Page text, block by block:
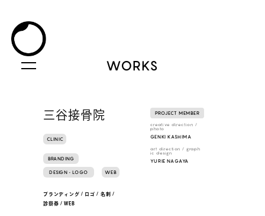
WORKS
三谷接骨院
CLINIC
BRANDING
DESIGN • LOGO WEB
ブランディング / ロゴ / 名刺 /
診察券 / WEB
PROJECT MEMBER
creative direction /
photo
GENKI KASHIMA
art direction / graph
ic design
YURIE NAGAYA